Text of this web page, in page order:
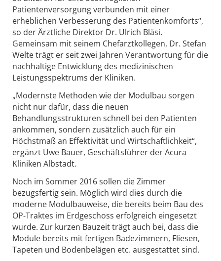
Patientenversorgung verbunden mit einer
erheblichen Verbesserung des Patientenkomforts“,
so der Ärztliche Direktor Dr. Ulrich Bläsi.
Gemeinsam mit seinem Chefarztkollegen, Dr. Stefan
Welte trägt er seit zwei Jahren Verantwortung für die
nachhaltige Entwicklung des medizinischen
Leistungsspektrums der Kliniken.
„Modernste Methoden wie der Modulbau sorgen
nicht nur dafür, dass die neuen
Behandlungsstrukturen schnell bei den Patienten
ankommen, sondern zusätzlich auch für ein
Höchstmaß an Effektivität und Wirtschaftlichkeit“,
ergänzt Uwe Bauer, Geschäftsführer der Acura
Kliniken Albstadt.
Noch im Sommer 2016 sollen die Zimmer
bezugsfertig sein. Möglich wird dies durch die
moderne Modulbauweise, die bereits beim Bau des
OP-Traktes im Erdgeschoss erfolgreich eingesetzt
wurde. Zur kurzen Bauzeit trägt auch bei, dass die
Module bereits mit fertigen Badezimmern, Fliesen,
Tapeten und Bodenbelägen etc. ausgestattet sind.